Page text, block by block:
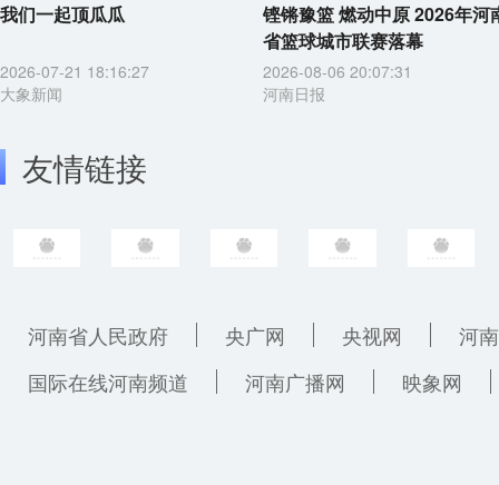
我们一起顶瓜瓜
2026-07-21 18:16:27
大象新闻
铿锵豫篮 燃动中原 2026年河
省篮球城市联赛落幕
2026-08-06 20:07:31
河南日报
友情链接
河南省人民政府 央广网 央视网
河
国际在线河南频道
河南广播网 映象网